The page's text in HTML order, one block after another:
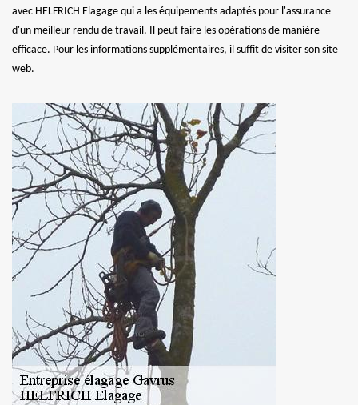
avec HELFRICH Elagage qui a les équipements adaptés pour l'assurance
d'un meilleur rendu de travail. Il peut faire les opérations de manière
efficace. Pour les informations supplémentaires, il suffit de visiter son site
web.